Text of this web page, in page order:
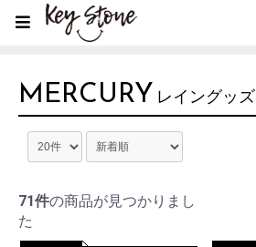
MERCURY レイングッズ
71件の商品が見つかりまし
た